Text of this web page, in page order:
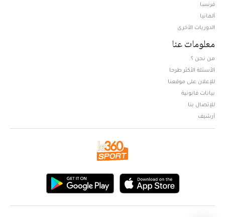
فرنسا
ألمانيا
الدوريات الأخرى
معلومات عنا
من نحن ؟
الأسئلة الأكثر طرحا
للإعلان على موقعنا
بيانات قانونية
للإتصال بنا
أرشيف